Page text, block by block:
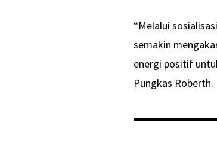
“Melalui
semakin
energi positif
Pungkas Roberth.